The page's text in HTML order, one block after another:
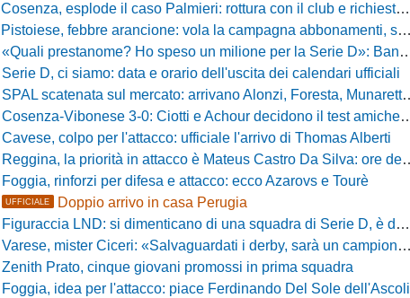
Cosenza, esplode il caso Palmieri: rottura con il club e richiesta di cessione
Pistoiese, febbre arancione: vola la campagna abbonamenti, superata quota 750 tessere
«Quali prestanome? Ho speso un milione per la Serie D»: Bandecchi rompe il silenzio sul futuro della Ternana
Serie D, ci siamo: data e orario dell'uscita dei calendari ufficiali
SPAL scatenata sul mercato: arrivano Alonzi, Foresta, Munaretto e Tobia
Cosenza-Vibonese 3-0: Ciotti e Achour decidono il test amichevole di Lorica
Cavese, colpo per l'attacco: ufficiale l'arrivo di Thomas Alberti
Reggina, la priorità in attacco è Mateus Castro Da Silva: ore decisive per la fumata bianca
Foggia, rinforzi per difesa e attacco: ecco Azarovs e Tourè
UFFICIALE Doppio arrivo in casa Perugia
Figuraccia LND: si dimenticano di una squadra di Serie D, è da rifare il programma Coppa Italia
Varese, mister Ciceri: «Salvaguardati i derby, sarà un campionato avvincente»
Zenith Prato, cinque giovani promossi in prima squadra
Foggia, idea per l'attacco: piace Ferdinando Del Sole dell'Ascoli